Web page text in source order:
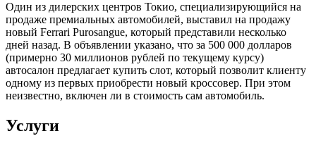
Один из дилерских центров Токио, специализирующийся на
продаже премиальных автомобилей, выставил на продажу
новый Ferrari Purosangue, который представили несколько
дней назад. В объявлении указано, что за 500 000 долларов
(примерно 30 миллионов рублей по текущему курсу)
автосалон предлагает купить слот, который позволит клиенту
одному из первых приобрести новый кроссовер. При этом
неизвестно, включен ли в стоимость сам автомобиль.
Услуги